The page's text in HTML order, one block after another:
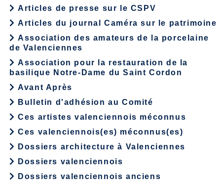
Articles de presse sur le CSPV
Articles du journal Caméra sur le patrimoine
Association des amateurs de la porcelaine
de Valenciennes
Association pour la restauration de la
basilique Notre-Dame du Saint Cordon
Avant Après
Bulletin d'adhésion au Comité
Ces artistes valenciennois méconnus
Ces valenciennois(es) méconnus(es)
Dossiers architecture à Valenciennes
Dossiers valenciennois
Dossiers valenciennois anciens